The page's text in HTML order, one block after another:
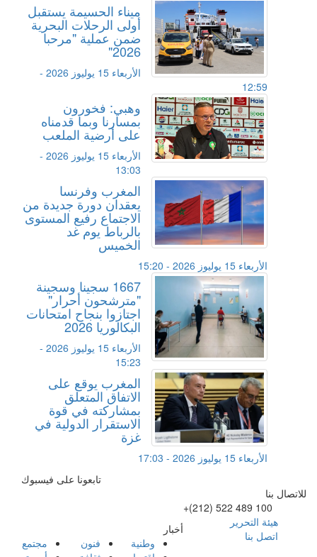
ميناء الحسيمة يستقبل
أولى الرحلات البحرية
ضمن عملية "مرحبا
2026"
الأربعاء 15 يوليوز 2026 -
12:59
وهبي: فخورون
بمسارنا وبما قدمناه
على أرضية الملعب
الأربعاء 15 يوليوز 2026 -
13:03
المغرب وفرنسا
يعقدان دورة جديدة من
الاجتماع رفيع المستوى
بالرباط يوم غد
الخميس
الأربعاء 15 يوليوز 2026 - 15:20
1667 سجينا وسجينة
"مترشحون أحرار"
اجتازوا بنجاح امتحانات
البكالوريا 2026
الأربعاء 15 يوليوز 2026 -
15:23
المغرب يوقع على
الاتفاق المتعلق
بمشاركته في قوة
الاستقرار الدولية في
غزة
الأربعاء 15 يوليوز 2026 - 17:03
تابعونا على فيسبوك
للاتصال بنا
+(212) 522 489 100
هيئة التحرير
اتصل بنا
أخبار
وطنية
فنون
مجتمع